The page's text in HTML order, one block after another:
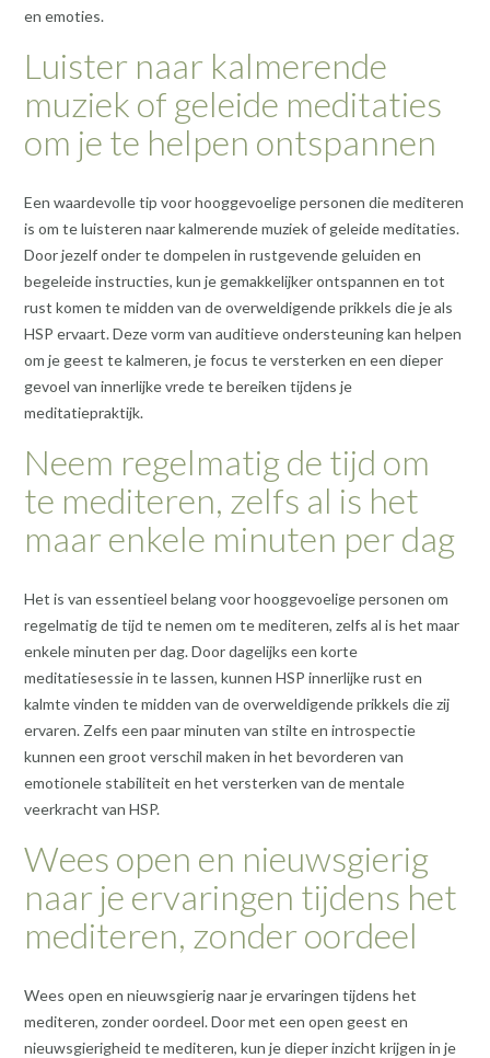
en emoties.
Luister naar kalmerende
muziek of geleide meditaties
om je te helpen ontspannen
Een waardevolle tip voor hooggevoelige personen die mediteren
is om te luisteren naar kalmerende muziek of geleide meditaties.
Door jezelf onder te dompelen in rustgevende geluiden en
begeleide instructies, kun je gemakkelijker ontspannen en tot
rust komen te midden van de overweldigende prikkels die je als
HSP ervaart. Deze vorm van auditieve ondersteuning kan helpen
om je geest te kalmeren, je focus te versterken en een dieper
gevoel van innerlijke vrede te bereiken tijdens je
meditatiepraktijk.
Neem regelmatig de tijd om
te mediteren, zelfs al is het
maar enkele minuten per dag
Het is van essentieel belang voor hooggevoelige personen om
regelmatig de tijd te nemen om te mediteren, zelfs al is het maar
enkele minuten per dag. Door dagelijks een korte
meditatiesessie in te lassen, kunnen HSP innerlijke rust en
kalmte vinden te midden van de overweldigende prikkels die zij
ervaren. Zelfs een paar minuten van stilte en introspectie
kunnen een groot verschil maken in het bevorderen van
emotionele stabiliteit en het versterken van de mentale
veerkracht van HSP.
Wees open en nieuwsgierig
naar je ervaringen tijdens het
mediteren, zonder oordeel
Wees open en nieuwsgierig naar je ervaringen tijdens het
mediteren, zonder oordeel. Door met een open geest en
nieuwsgierigheid te mediteren, kun je dieper inzicht krijgen in je